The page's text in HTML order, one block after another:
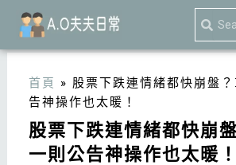
主
首頁 » 股票下跌連情緒都快崩盤
告神操作也太暖！
股票下跌連情緒都快崩
一則公告神操作也太暖！